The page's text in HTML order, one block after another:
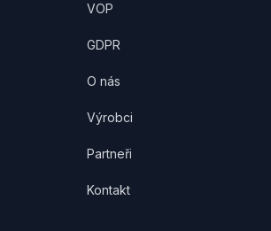
VOP
GDPR
O nás
Výrobci
Partneři
Kontakt